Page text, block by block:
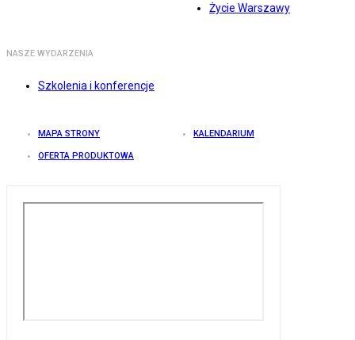
Życie Warszawy
NASZE WYDARZENIA
Szkolenia i konferencje
MAPA STRONY KALENDARIUM
OFERTA PRODUKTOWA